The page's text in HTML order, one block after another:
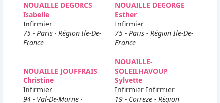
NOUAILLE DEGORCS
Isabelle
Infirmier
75 - Paris - Région Ile-De-
France
NOUAILLE DEGORGE
Esther
Infirmier
75 - Paris - Région Ile-De-
France
NOUAILLE JOUFFRAIS
Christine
Infirmier
94 - Val-De-Marne -
NOUAILLE-
SOLEILHAVOUP
Sylvette
Infirmier Infirmier
19 - Correze - Région